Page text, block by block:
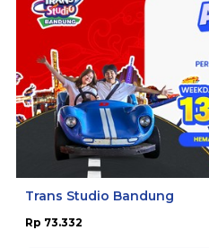
Trans Studio Bandung
Rp 73.332